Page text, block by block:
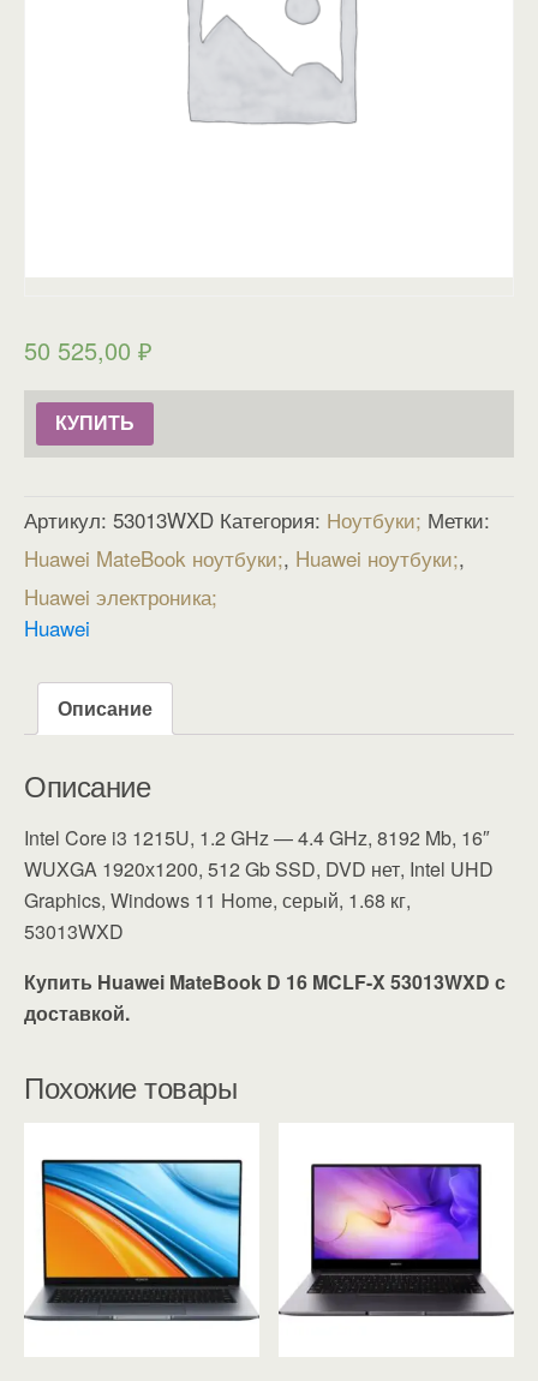
50 525,00 ₽
КУПИТЬ
Артикул: 53013WXD Категория: Ноутбуки Метки:
Huawei MateBook ноутбуки , Huawei ноутбуки ,
Huawei электроника
Huawei
Описание
Описание
Intel Core i3 1215U, 1.2 GHz — 4.4 GHz, 8192 Mb, 16″
WUXGA 1920х1200, 512 Gb SSD, DVD нет, Intel UHD
Graphics, Windows 11 Home, серый, 1.68 кг,
53013WXD
Купить Huawei MateBook D 16 MCLF-X 53013WXD с
доставкой.
Похожие товары